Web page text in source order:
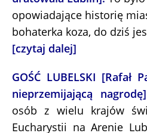
opowiadające historię
bohaterka koza, do dziś
[czytaj dalej]
GOŚĆ LUBELSKI [Rafał
nieprzemijającą
osób z wielu krajów
Eucharystii na Arenie